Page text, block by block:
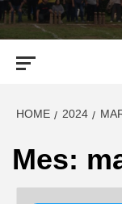
HOME 2024
Mes: